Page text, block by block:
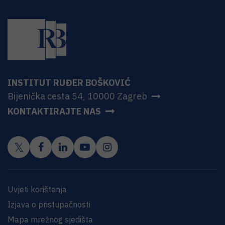
INSTITUT RUĐER BOŠKOVIĆ
Bijenička cesta 54, 10000 Zagreb
KONTAKTIRAJTE NAS
Uvjeti korištenja
Izjava o pristupačnosti
Mapa mrežnog sjedišta